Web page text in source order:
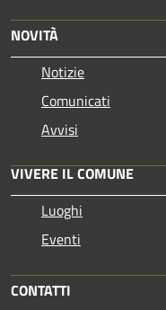
NOVITÀ
Notizie
Comunicati
Avvisi
VIVERE IL COMUNE
Luoghi
Eventi
CONTATTI